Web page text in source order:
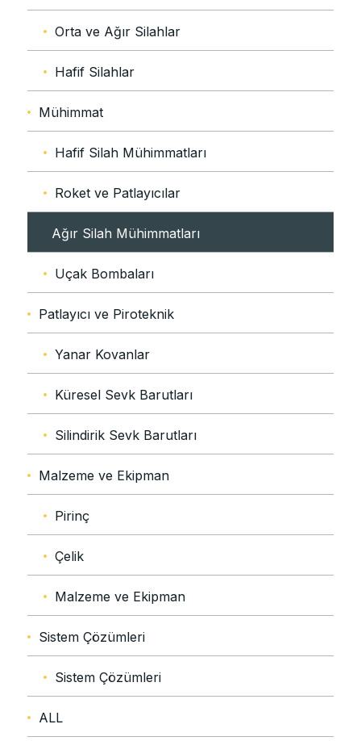
Orta ve Ağır Silahlar
Hafif Silahlar
Mühimmat
Hafif Silah Mühimmatları
Roket ve Patlayıcılar
Ağır Silah Mühimmatları
Uçak Bombaları
Patlayıcı ve Piroteknik
Yanar Kovanlar
Küresel Sevk Barutları
Silindirik Sevk Barutları
Malzeme ve Ekipman
Pirinç
Çelik
Malzeme ve Ekipman
Sistem Çözümleri
Sistem Çözümleri
ALL